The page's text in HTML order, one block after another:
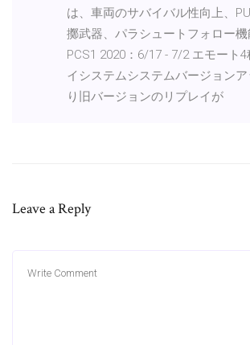
は、車両のサバイバル性向上、
擲武器、パラシュートフォロー
PCS1 2020：6/17 - 7/2 エモート
イシステムシステムバージョン
り旧バージョンのリプレイが
Leave a Reply